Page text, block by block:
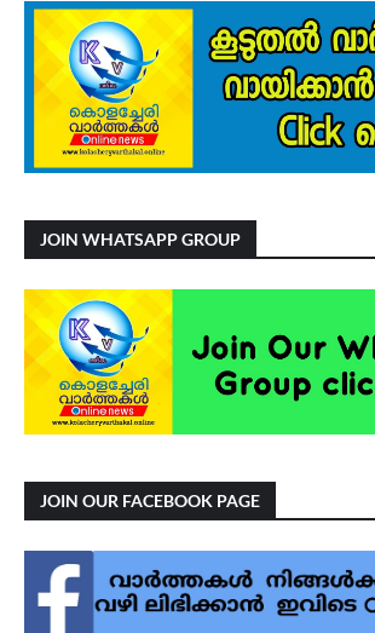
JOIN WHATSAPP GROUP
JOIN OUR FACEBOOK PAGE